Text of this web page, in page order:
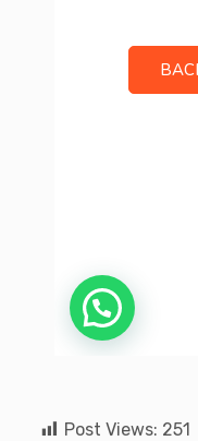
Post Views: 251